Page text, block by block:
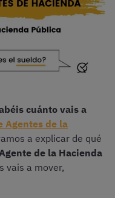
cuánto vais a
Agentes de la
a explicar de qué
de la Hacienda
vais a mover,